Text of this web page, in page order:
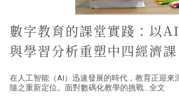
數字教育的課堂實踐：以
與學習分析重塑中四經濟課
在人工智能（AI）迅速發展的時代，教育正迎來
隨之重新定位。面對數碼化教學的挑戰...全文